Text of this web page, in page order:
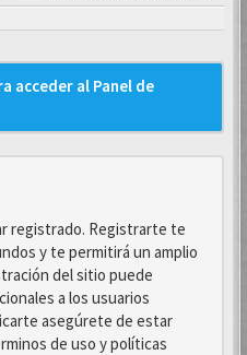
acceder al Panel de
registrado. Registrarte te
y te permitirá un amplio
del sitio puede
a los usuarios
asegúrete de estar
de uso y políticas